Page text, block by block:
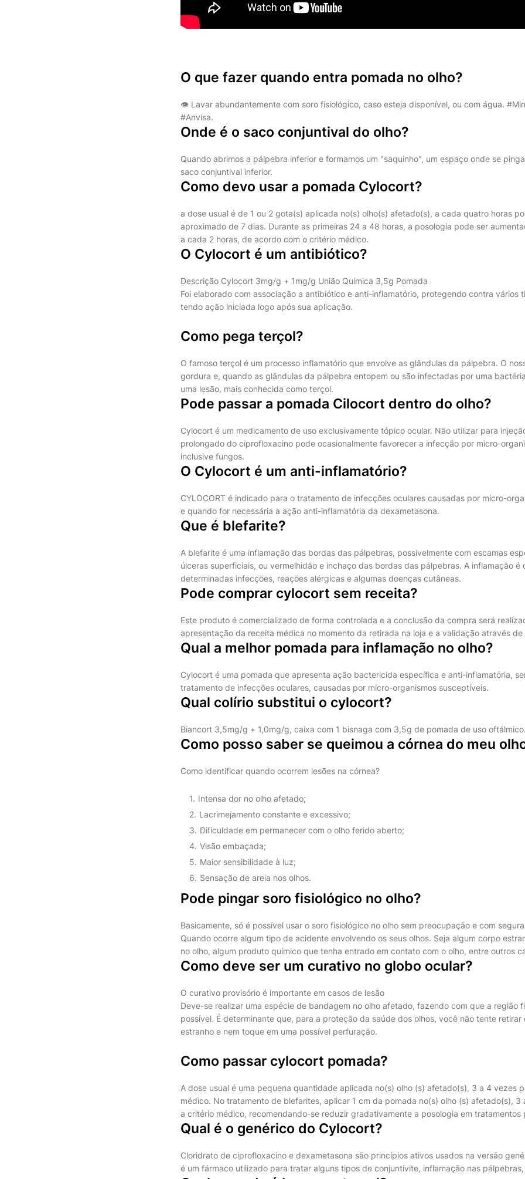
O que fazer quando entra pomada no olho?
👁 Lavar abundantemente com soro fisiológico, caso esteja disponível, ou com água.
#Anvisa.
Onde é o saco conjuntival do olho?
Quando abrimos a pálpebra inferior e formamos um "saquinho", um espaço onde se
saco conjuntival inferior.
Como devo usar a pomada Cylocort?
a dose usual é de 1 ou 2 gota(s) aplicada no(s) olho(s) afetado(s), a cada quatro horas
aproximado de 7 dias. Durante as primeiras 24 a 48 horas, a posologia pode ser
a cada 2 horas, de acordo com o critério médico.
O Cylocort é um antibiótico?
Descrição Cylocort 3mg/g + 1mg/g União Química 3,5g Pomada
Foi elaborado com associação a antibiótico e anti-inflamatório, protegendo contra vários
tendo ação iniciada logo após sua aplicação.
Como pega terçol?
O famoso terçol é um processo inflamatório que envolve as glândulas da pálpebra. O
gordura e, quando as glândulas da pálpebra entopem ou são infectadas por uma
uma lesão, mais conhecida como terçol.
Pode passar a pomada Cilocort dentro do olho?
Cylocort é um medicamento de uso exclusivamente tópico ocular. Não utilizar para
prolongado do ciprofloxacino pode ocasionalmente favorecer a infecção por micro-
inclusive fungos.
O Cylocort é um anti-inflamatório?
CYLOCORT é indicado para o tratamento de infecções oculares causadas por micro-
e quando for necessária a ação anti-inflamatória da dexametasona.
Que é blefarite?
A blefarite é uma inflamação das bordas das pálpebras, possivelmente com escamas
úlceras superficiais, ou vermelhidão e inchaço das bordas das pálpebras. A inflamação é
determinadas infecções, reações alérgicas e algumas doenças cutâneas.
Pode comprar cylocort sem receita?
Este produto é comercializado de forma controlada e a conclusão da compra será
apresentação da receita médica no momento da retirada na loja e a validação através
Qual a melhor pomada para inflamação no olho?
Cylocort é uma pomada que apresenta ação bactericida específica e anti-inflamatória,
tratamento de infecções oculares, causadas por micro-organismos susceptíveis.
Qual colírio substitui o cylocort?
Biancort 3,5mg/g + 1,0mg/g, caixa com 1 bisnaga com 3,5g de pomada de uso oftálmico.
Como posso saber se queimou a córnea do meu
Como identificar quando ocorrem lesões na córnea?
Intensa dor no olho afetado;
Lacrimejamento constante e excessivo;
Dificuldade em permanecer com o olho ferido aberto;
Visão embaçada;
Maior sensibilidade à luz;
Sensação de areia nos olhos.
Pode pingar soro fisiológico no olho?
Basicamente, só é possível usar o soro fisiológico no olho sem preocupação e com
Quando ocorre algum tipo de acidente envolvendo os seus olhos. Seja algum corpo
no olho, algum produto químico que tenha entrado em contato com o olho, entre outros
Como deve ser um curativo no globo ocular?
O curativo provisório é importante em casos de lesão
Deve-se realizar uma espécie de bandagem no olho afetado, fazendo com que a região
possível. É determinante que, para a proteção da saúde dos olhos, você não tente
estranho e nem toque em uma possível perfuração.
Como passar cylocort pomada?
A dose usual é uma pequena quantidade aplicada no(s) olho (s) afetado(s), 3 a 4 vezes
médico. No tratamento de blefarites, aplicar 1 cm da pomada no(s) olho (s) afetado(s), 3
a critério médico, recomendando-se reduzir gradativamente a posologia em tratamentos
Qual é o genérico do Cylocort?
Cloridrato de ciprofloxacino e dexametasona são princípios ativos usados na versão
é um fármaco utilizado para tratar alguns tipos de conjuntivite, inflamação nas